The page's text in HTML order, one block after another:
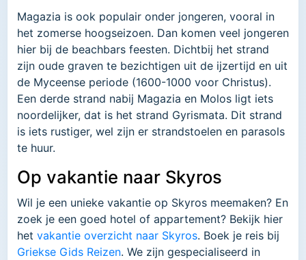
Magazia is ook populair onder jongeren, vooral in
het zomerse hoogseizoen. Dan komen veel jongeren
hier bij de beachbars feesten. Dichtbij het strand
zijn oude graven te bezichtigen uit de ijzertijd en uit
de Myceense periode (1600-1000 voor Christus).
Een derde strand nabij Magazia en Molos ligt iets
noordelijker, dat is het strand Gyrismata. Dit strand
is iets rustiger, wel zijn er strandstoelen en parasols
te huur.
Op vakantie naar Skyros
Wil je een unieke vakantie op Skyros meemaken? En
zoek je een goed hotel of appartement? Bekijk hier
het vakantie overzicht naar Skyros. Boek je reis bij
Griekse Gids Reizen. We zijn gespecialiseerd in